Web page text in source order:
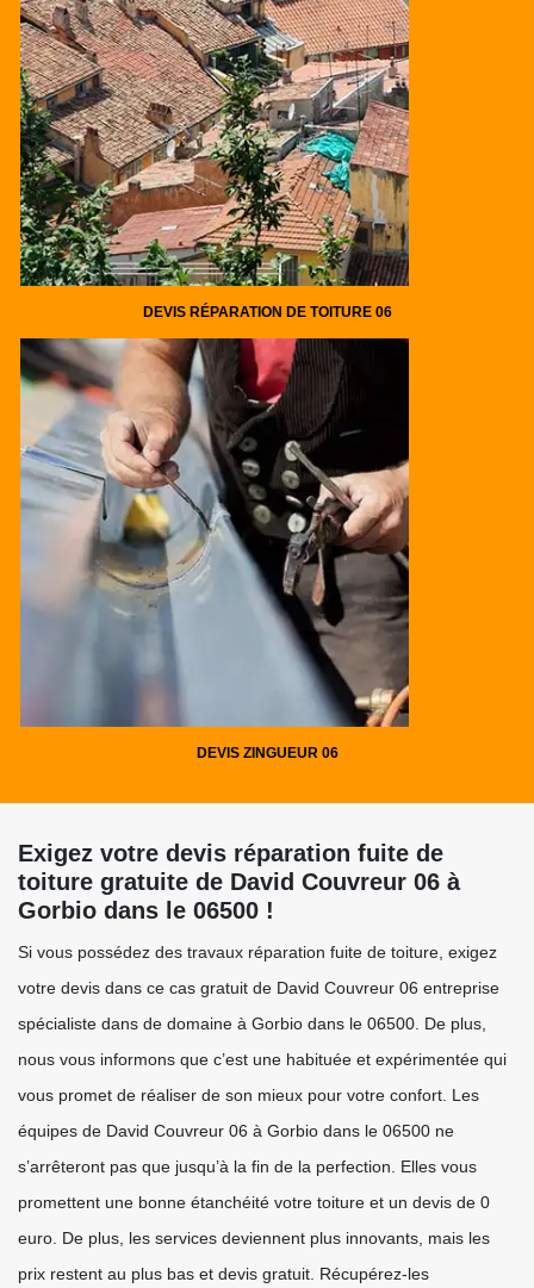
DEVIS RÉPARATION DE TOITURE 06
DEVIS ZINGUEUR 06
Exigez votre devis réparation fuite de
toiture gratuite de David Couvreur 06 à
Gorbio dans le 06500 !
Si vous possédez des travaux réparation fuite de toiture, exigez
votre devis dans ce cas gratuit de David Couvreur 06 entreprise
spécialiste dans de domaine à Gorbio dans le 06500. De plus,
nous vous informons que c’est une habituée et expérimentée qui
vous promet de réaliser de son mieux pour votre confort. Les
équipes de David Couvreur 06 à Gorbio dans le 06500 ne
s’arrêteront pas que jusqu’à la fin de la perfection. Elles vous
promettent une bonne étanchéité votre toiture et un devis de 0
euro. De plus, les services deviennent plus innovants, mais les
prix restent au plus bas et devis gratuit. Récupérez-les